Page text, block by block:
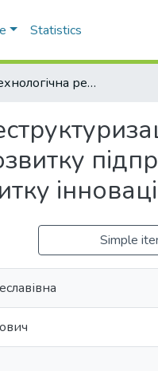
Statistics
Техніко-технологічна реструктуризація як елемент ресурсозберігаючого розвитку підприємства під час формування загальної стратегії розвитку інноваційного типу
Simple